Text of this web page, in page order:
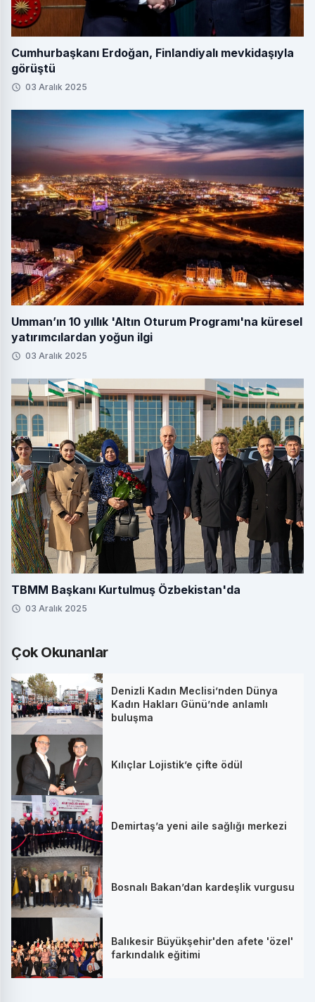
Cumhurbaşkanı Erdoğan, Finlandiyalı mevkidaşıyla
görüştü
03 Aralık 2025
Umman’ın 10 yıllık 'Altın Oturum Programı'na küresel
yatırımcılardan yoğun ilgi
03 Aralık 2025
TBMM Başkanı Kurtulmuş Özbekistan'da
03 Aralık 2025
Çok Okunanlar
Denizli Kadın Meclisi’nden Dünya
Kadın Hakları Günü’nde anlamlı
buluşma
Kılıçlar Lojistik’e çifte ödül
Demirtaş’a yeni aile sağlığı merkezi
Bosnalı Bakan’dan kardeşlik vurgusu
Balıkesir Büyükşehir'den afete 'özel'
farkındalık eğitimi